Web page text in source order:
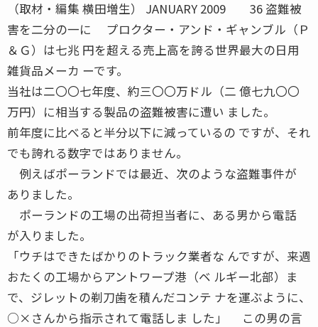
（取材・編集 横田増生） JANUARY 2009 36 盗難被
害を二分の一に プロクター・アンド・ギャンブル（Ｐ
＆Ｇ）は七兆 円を超える売上高を誇る世界最大の日用
雑貨品メーカ ーです。
当社は二〇〇七年度、約三〇〇万ドル（二 億七九〇〇
万円）に相当する製品の盗難被害に遭い ました。
前年度に比べると半分以下に減っているの ですが、それ
でも誇れる数字ではありません。
例えばポーランドでは最近、次のような盗難事件が
ありました。
ポーランドの工場の出荷担当者に、ある男から電話
が入りました。
「ウチはできたばかりのトラック業者な んですが、来週
おたくの工場からアントワープ港（ベ ルギー北部）ま
で、ジレットの剃刀歯を積んだコンテ ナを運ぶように、
○×さんから指示されて電話しま した」 この男の言